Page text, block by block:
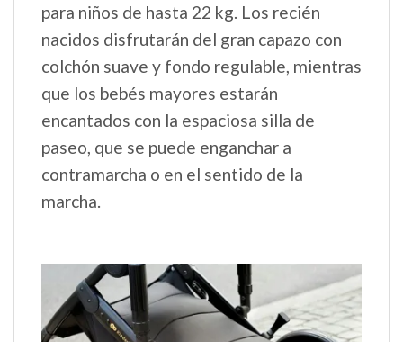
para niños de hasta 22 kg. Los recién
nacidos disfrutarán del gran capazo con
colchón suave y fondo regulable, mientras
que los bebés mayores estarán
encantados con la espaciosa silla de
paseo, que se puede enganchar a
contramarcha o en el sentido de la
marcha.